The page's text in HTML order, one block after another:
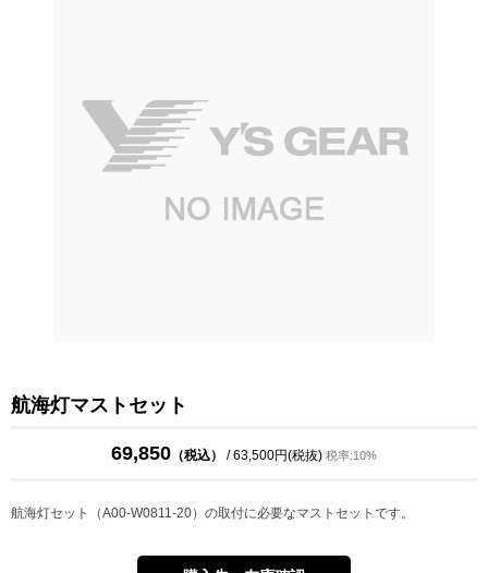
航海灯マストセット
69,850 （税込） / 63,500円(税抜) 税率:10%
航海灯セット（A00-W0811-20）の取付に必要なマストセットです。